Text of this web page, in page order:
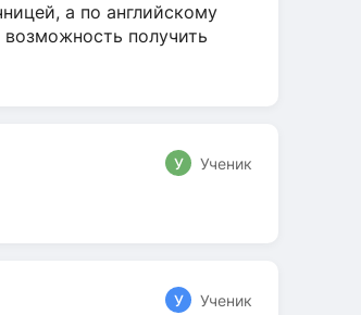
а по английскому
получить
У Ученик
У Ученик